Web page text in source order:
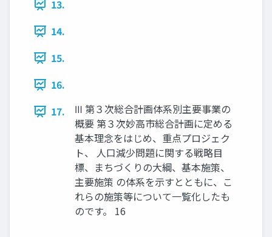
13.
14.
15.
16.
17.
Ⅲ 第３次総合計画体系別主要事業の
概要 第３次妙高市総合計画に定める
基本理念をはじめ、重点プロジェク
ト、 人口減少問題に関する戦略目
標、まちづくりの大綱、基本施策、
主要施策 の体系を示すとともに、こ
れらの施策等について一覧化したも
のです。 16